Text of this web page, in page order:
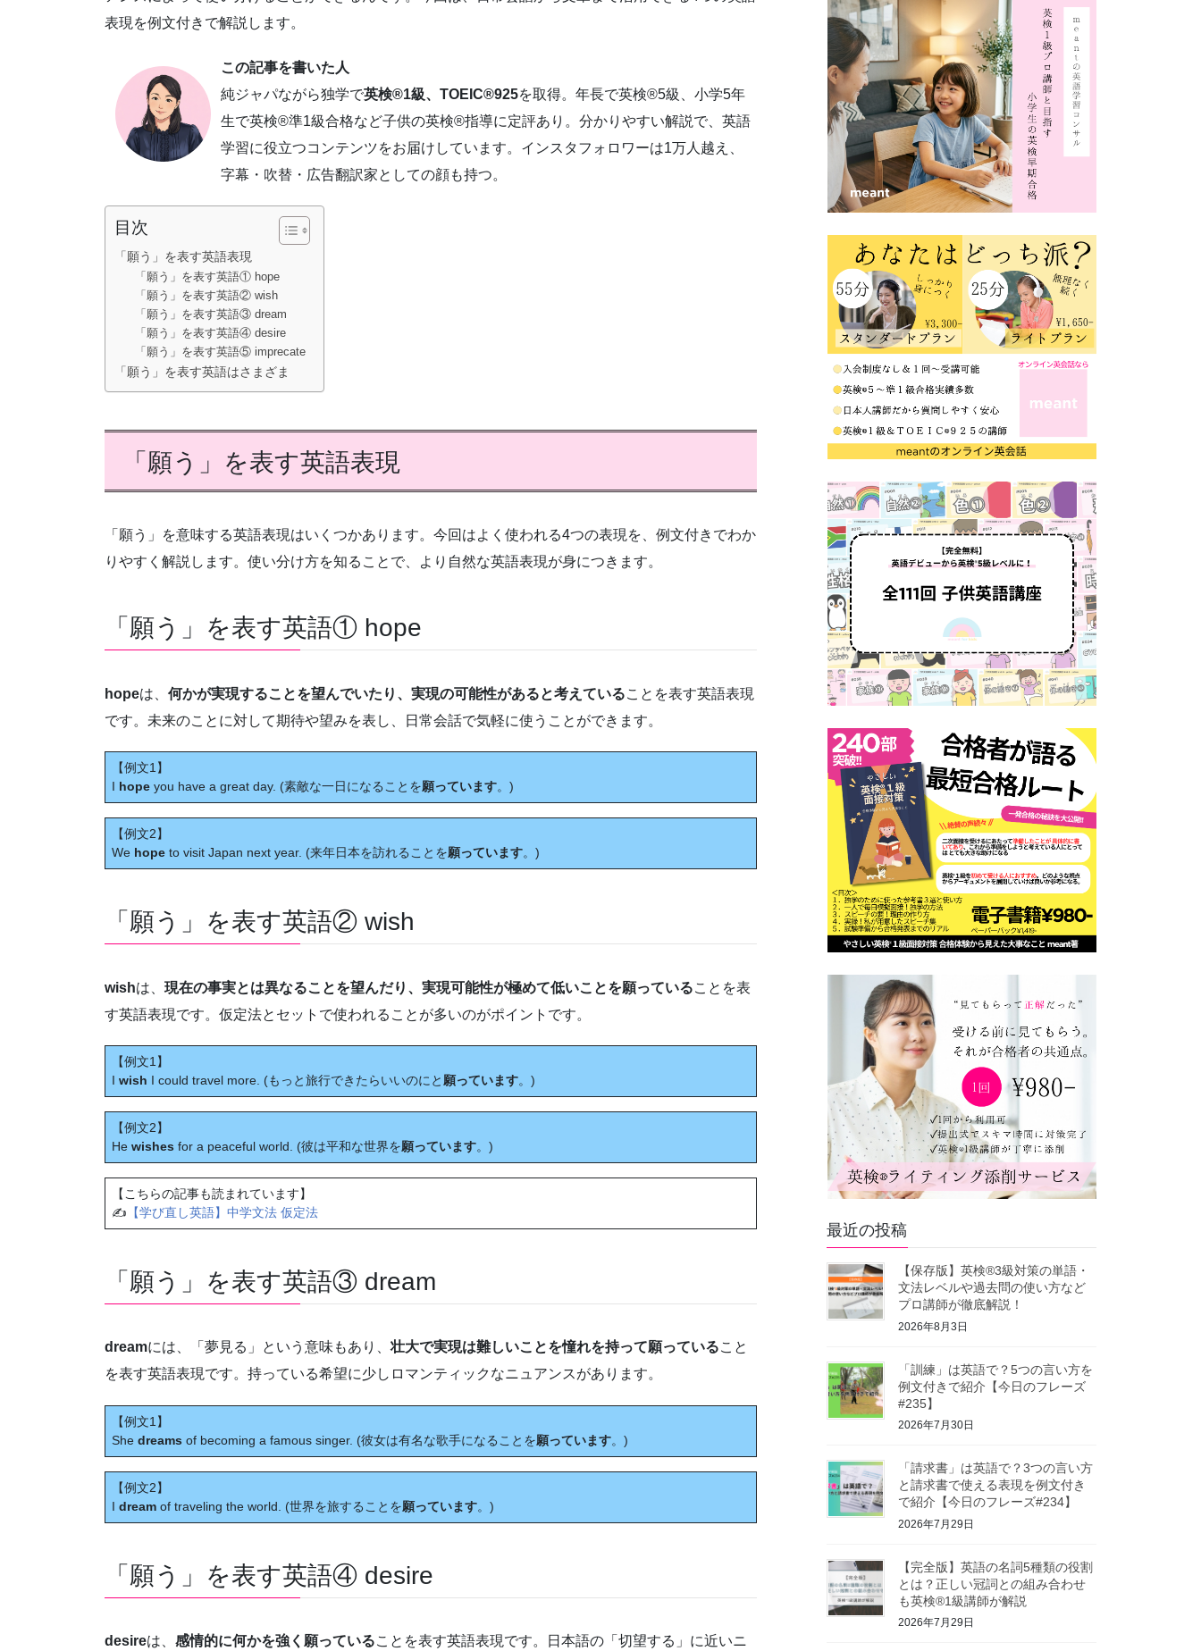
表現を例文付きで解説します。
この記事を書いた人
純ジャパながら独学で英検®1級、TOEIC®925を取得。年長で英検®5級、小学5年
生で英検®準1級合格など子供の英検®指導に定評あり。分かりやすい解説で、英語
学習に役立つコンテンツをお届けしています。インスタフォロワーは1万人越え、
字幕・吹替・広告翻訳家としての顔も持つ。
目次
「願う」を表す英語表現
「願う」を表す英語① hope
「願う」を表す英語② wish
「願う」を表す英語③ dream
「願う」を表す英語④ desire
「願う」を表す英語⑤ imprecate
「願う」を表す英語はさまざま
「願う」を表す英語表現
「願う」を意味する英語表現はいくつかあります。今回はよく使われる4つの表現を、例文付きでわか
りやすく解説します。使い分け方を知ることで、より自然な英語表現が身につきます。
「願う」を表す英語① hope
hopeは、 何かが実現することを望んでいたり、実現の可能性があると考えていることを表す英語表現
です。未来のことに対して期待や望みを表し、日常会話で気軽に使うことができます。
【例文1】
I hope you have a great day. (素敵な一日になることを願っています。)
【例文2】
We hope to visit Japan next year. (来年日本を訪れることを願っています。)
「願う」を表す英語② wish
wishは、 現在の事実とは異なることを望んだり、実現可能性が極めて低いことを願っていることを表
す英語表現です。仮定法とセットで使われることが多いのがポイントです。
【例文1】
I wish I could travel more. (もっと旅行できたらいいのにと 願っています。)
【例文2】
He wishes for a peaceful world. (彼は平和な世界を願っています。)
【こちらの記事も読まれています】
✍ 【学び直し英語】中学文法 仮定法
「願う」を表す英語③ dream
dreamには、「夢見る」という意味もあり、壮大で実現は難しいことを憧れを持って願っていること
を表す英語表現です。持っている希望に少しロマンティックなニュアンスがあります。
【例文1】
She dreams of becoming a famous singer. (彼女は有名な歌手になることを願っています。)
【例文2】
I dream of traveling the world. (世界を旅することを願っています。)
「願う」を表す英語④ desire
desireは、 感情的に何かを強く願っていることを表す英語表現です。日本語の「切望する」に近いニ
最近の投稿
【保存版】英検®3級対策の単語・
文法レベルや過去問の使い方など
プロ講師が徹底解説！
2026年8月3日
「訓練」は英語で？5つの言い方を
例文付きで紹介【今日のフレーズ
#235】
2026年7月30日
「請求書」は英語で？3つの言い方
と請求書で使える表現を例文付き
で紹介【今日のフレーズ#234】
2026年7月29日
【完全版】英語の名詞5種類の役割
とは？正しい冠詞との組み合わせ
も英検®1級講師が解説
2026年7月29日